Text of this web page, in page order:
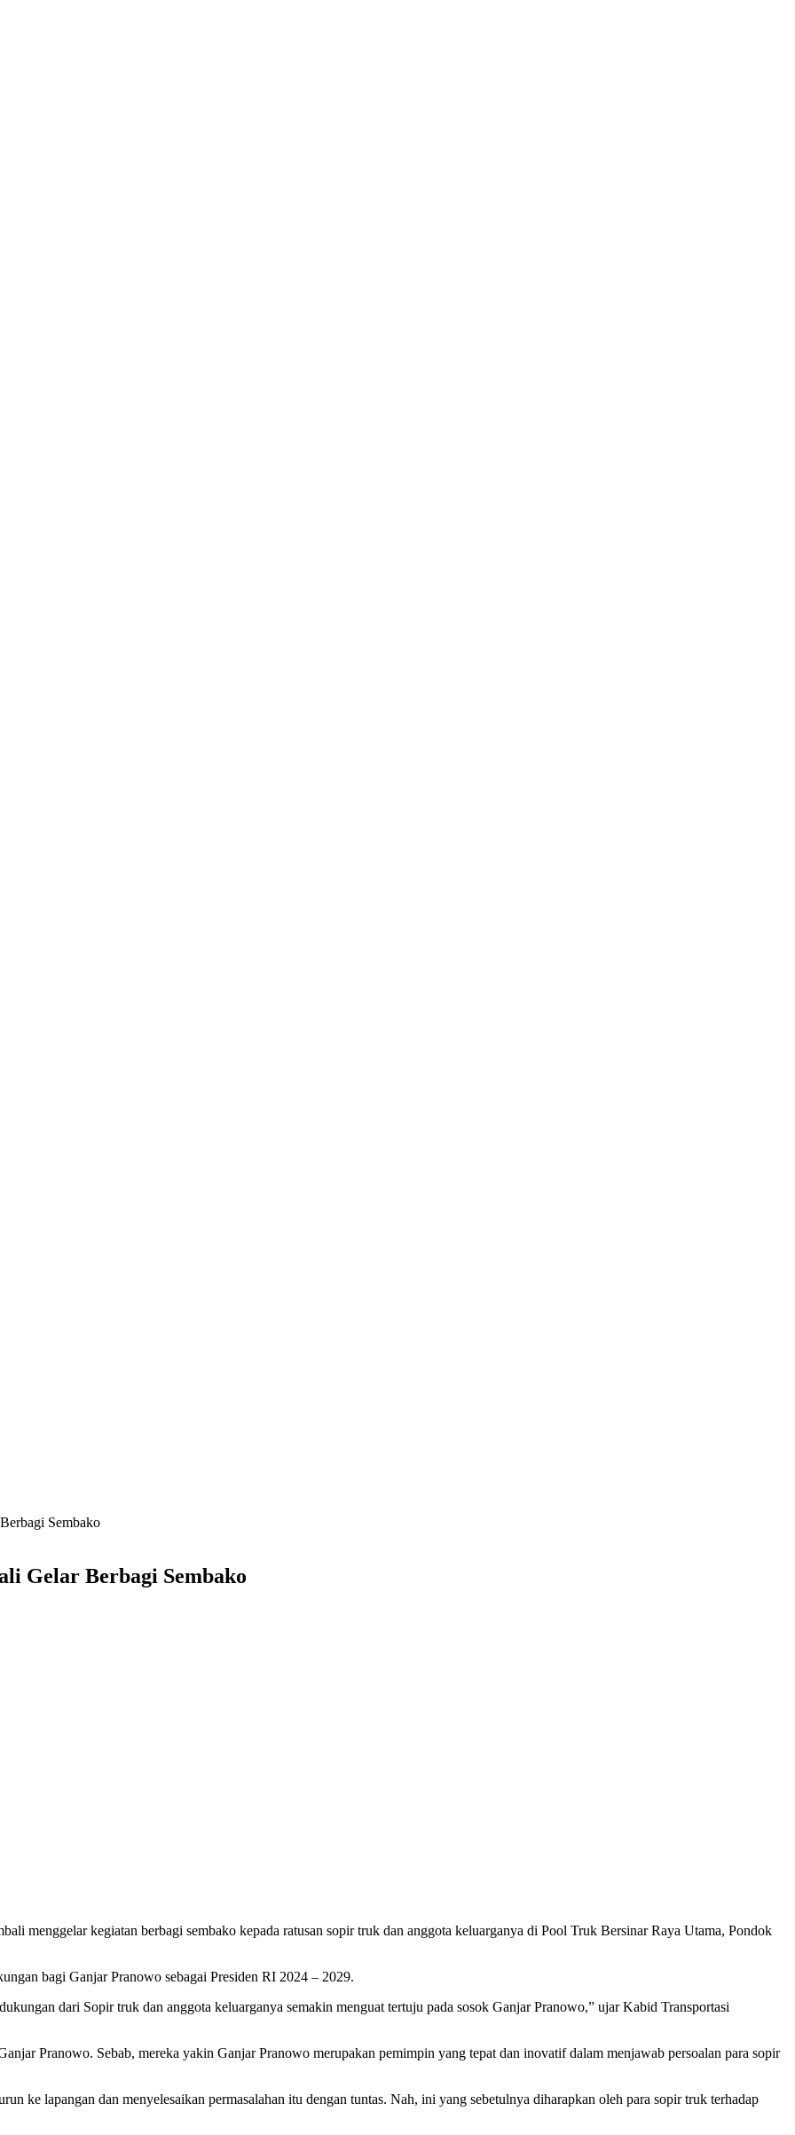
Sembako
Gelar Berbagi Sembako
menggelar kegiatan berbagi sembako kepada ratusan sopir truk dan anggota keluarganya di Pool Truk Bersinar Raya Utama, Pondok
bagi Ganjar Pranowo sebagai Presiden RI 2024 – 2029.
dari Sopir truk dan anggota keluarganya semakin menguat tertuju pada sosok Ganjar Pranowo,” ujar Kabid Transportasi
Pranowo. Sebab, mereka yakin Ganjar Pranowo merupakan pemimpin yang tepat dan inovatif dalam menjawab persoalan para sopir
ke lapangan dan menyelesaikan permasalahan itu dengan tuntas. Nah, ini yang sebetulnya diharapkan oleh para sopir truk terhadap